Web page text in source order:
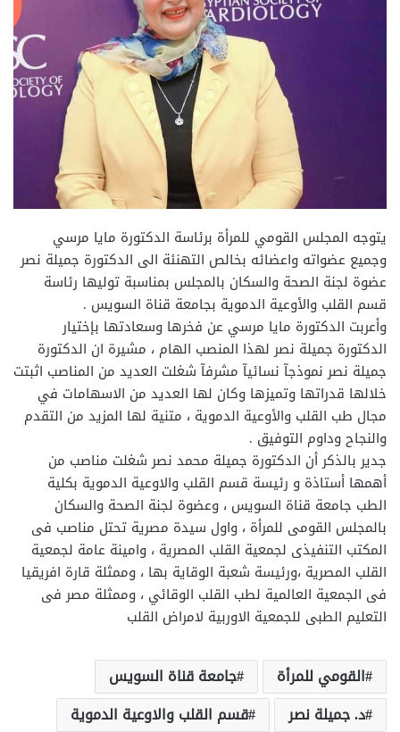
يتوجه المجلس القومي للمرأة برئاسة الدكتورة مايا مرسي
وجميع عضواته واعضائه بخالص التهنئة الى الدكتورة جميلة نصر
عضوة لجنة الصحة والسكان بالمجلس بمناسبة توليها رئاسة
قسم القلب والأوعية الدموية بجامعة قناة السويس .
وأعربت الدكتورة مايا مرسي عن فخرها وسعادتها بإختيار
الدكتورة جميلة نصر لهذا المنصب الهام ، مشيرة ان الدكتورة
جميلة نصر نموذجآ نسائيآ مشرفآ شغلت العديد من المناصب اثبتت
خلالها قدراتها وتميزها وكان لها العديد من الاسهامات في
مجال طب القلب والأوعية الدموية ، متنية لها المزيد من التقدم
والنجاح وداوم التوفيق .
جدير بالذكر أن الدكتورة جميلة محمد نصر شغلت مناصب من
أهمها أستاذة و رئيسة قسم القلب والاوعية الدموية بكلية
الطب جامعة قناة السويس ، وعضوة لجنة الصحة والسكان
بالمجلس القومى للمرأة ، واول سيدة مصرية تحتل مناصب فى
المكتب التنفيذى لجمعية القلب المصرية ، وامينة عامة لجمعية
القلب المصرية ،ورئيسة شعبة الوقاية بها ، وممثلة قارة افريقيا
فى الجمعية العالمية لطب القلب الوقائي ، وممثلة مصر فى
التعليم الطبى للجمعية الاوربية لامراض القلب
القومي للمرأة
جامعة قناة السويس
د. جميلة نصر
قسم القلب والاوعية الدموية